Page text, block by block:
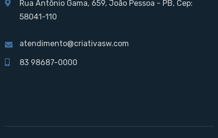
Rua Antônio Gama, 659, João Pessoa - PB, Cep:
58041-110
atendimento@criativasw.com
83 98687-0000